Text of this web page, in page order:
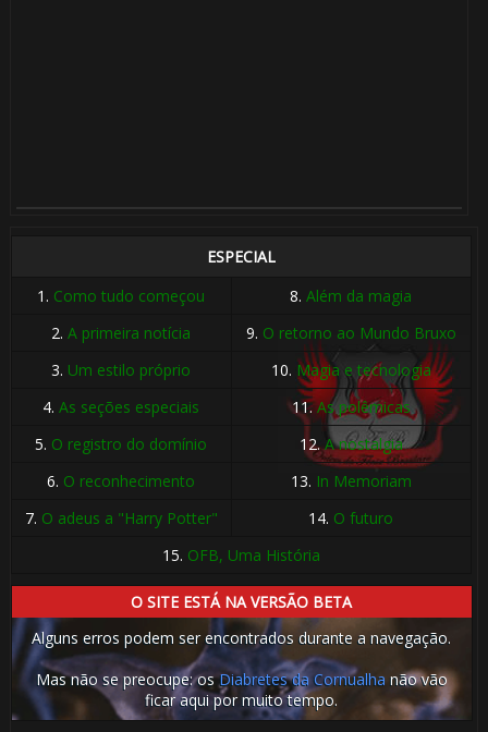
ESPECIAL
1. Como tudo começou 8.Além da magia
2.A primeira notícia 9. O retorno ao Mundo Bruxo
3. Um estilo próprio 10. Magia e tecnologia
4.As seções especiais 11.As polêmicas
5. O registro do domínio 12.A nostalgia
6. O reconhecimento 13. In Memoriam
7. O adeus a "Harry Potter" 14. O futuro
15. OFB, Uma História
O SITE ESTÁ NA VERSÃO BETA
Alguns erros podem ser encontrados durante a navegação.
Mas não se preocupe: osDiabretes da Cornualha não vão
ficar aqui por muito tempo.